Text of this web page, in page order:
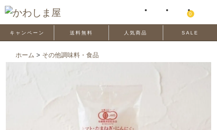
0
キャンペーン 送料無料 人気商品 SALE
ホーム > その他調味料・食品